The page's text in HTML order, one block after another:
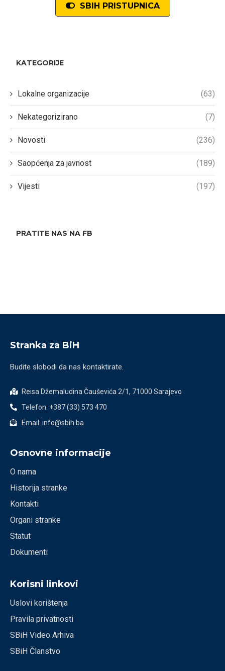
SBIH PRISTUPNICA
KATEGORIJE
Lokalne organizacije (63)
Nekategorizirano (7)
Novosti (236)
Saopćenja za javnost (189)
Vijesti (197)
PRATITE NAS NA FB
Stranka za BiH
Budite slobodi da nas kontaktirate.
Reisa Džemaludina Čauševića 2/1, 71000 Sarajevo
Telefon: +387 (33) 573 470
Email: info@sbih.ba
Osnovne informacije
O nama
Historija stranke
Kontakti
Organi stranke
Statut
Dokumenti
Korisni linkovi
Uslovi korištenja
Pravila privatnosti
SBiH Video Arhiva
SBiH Članstvo